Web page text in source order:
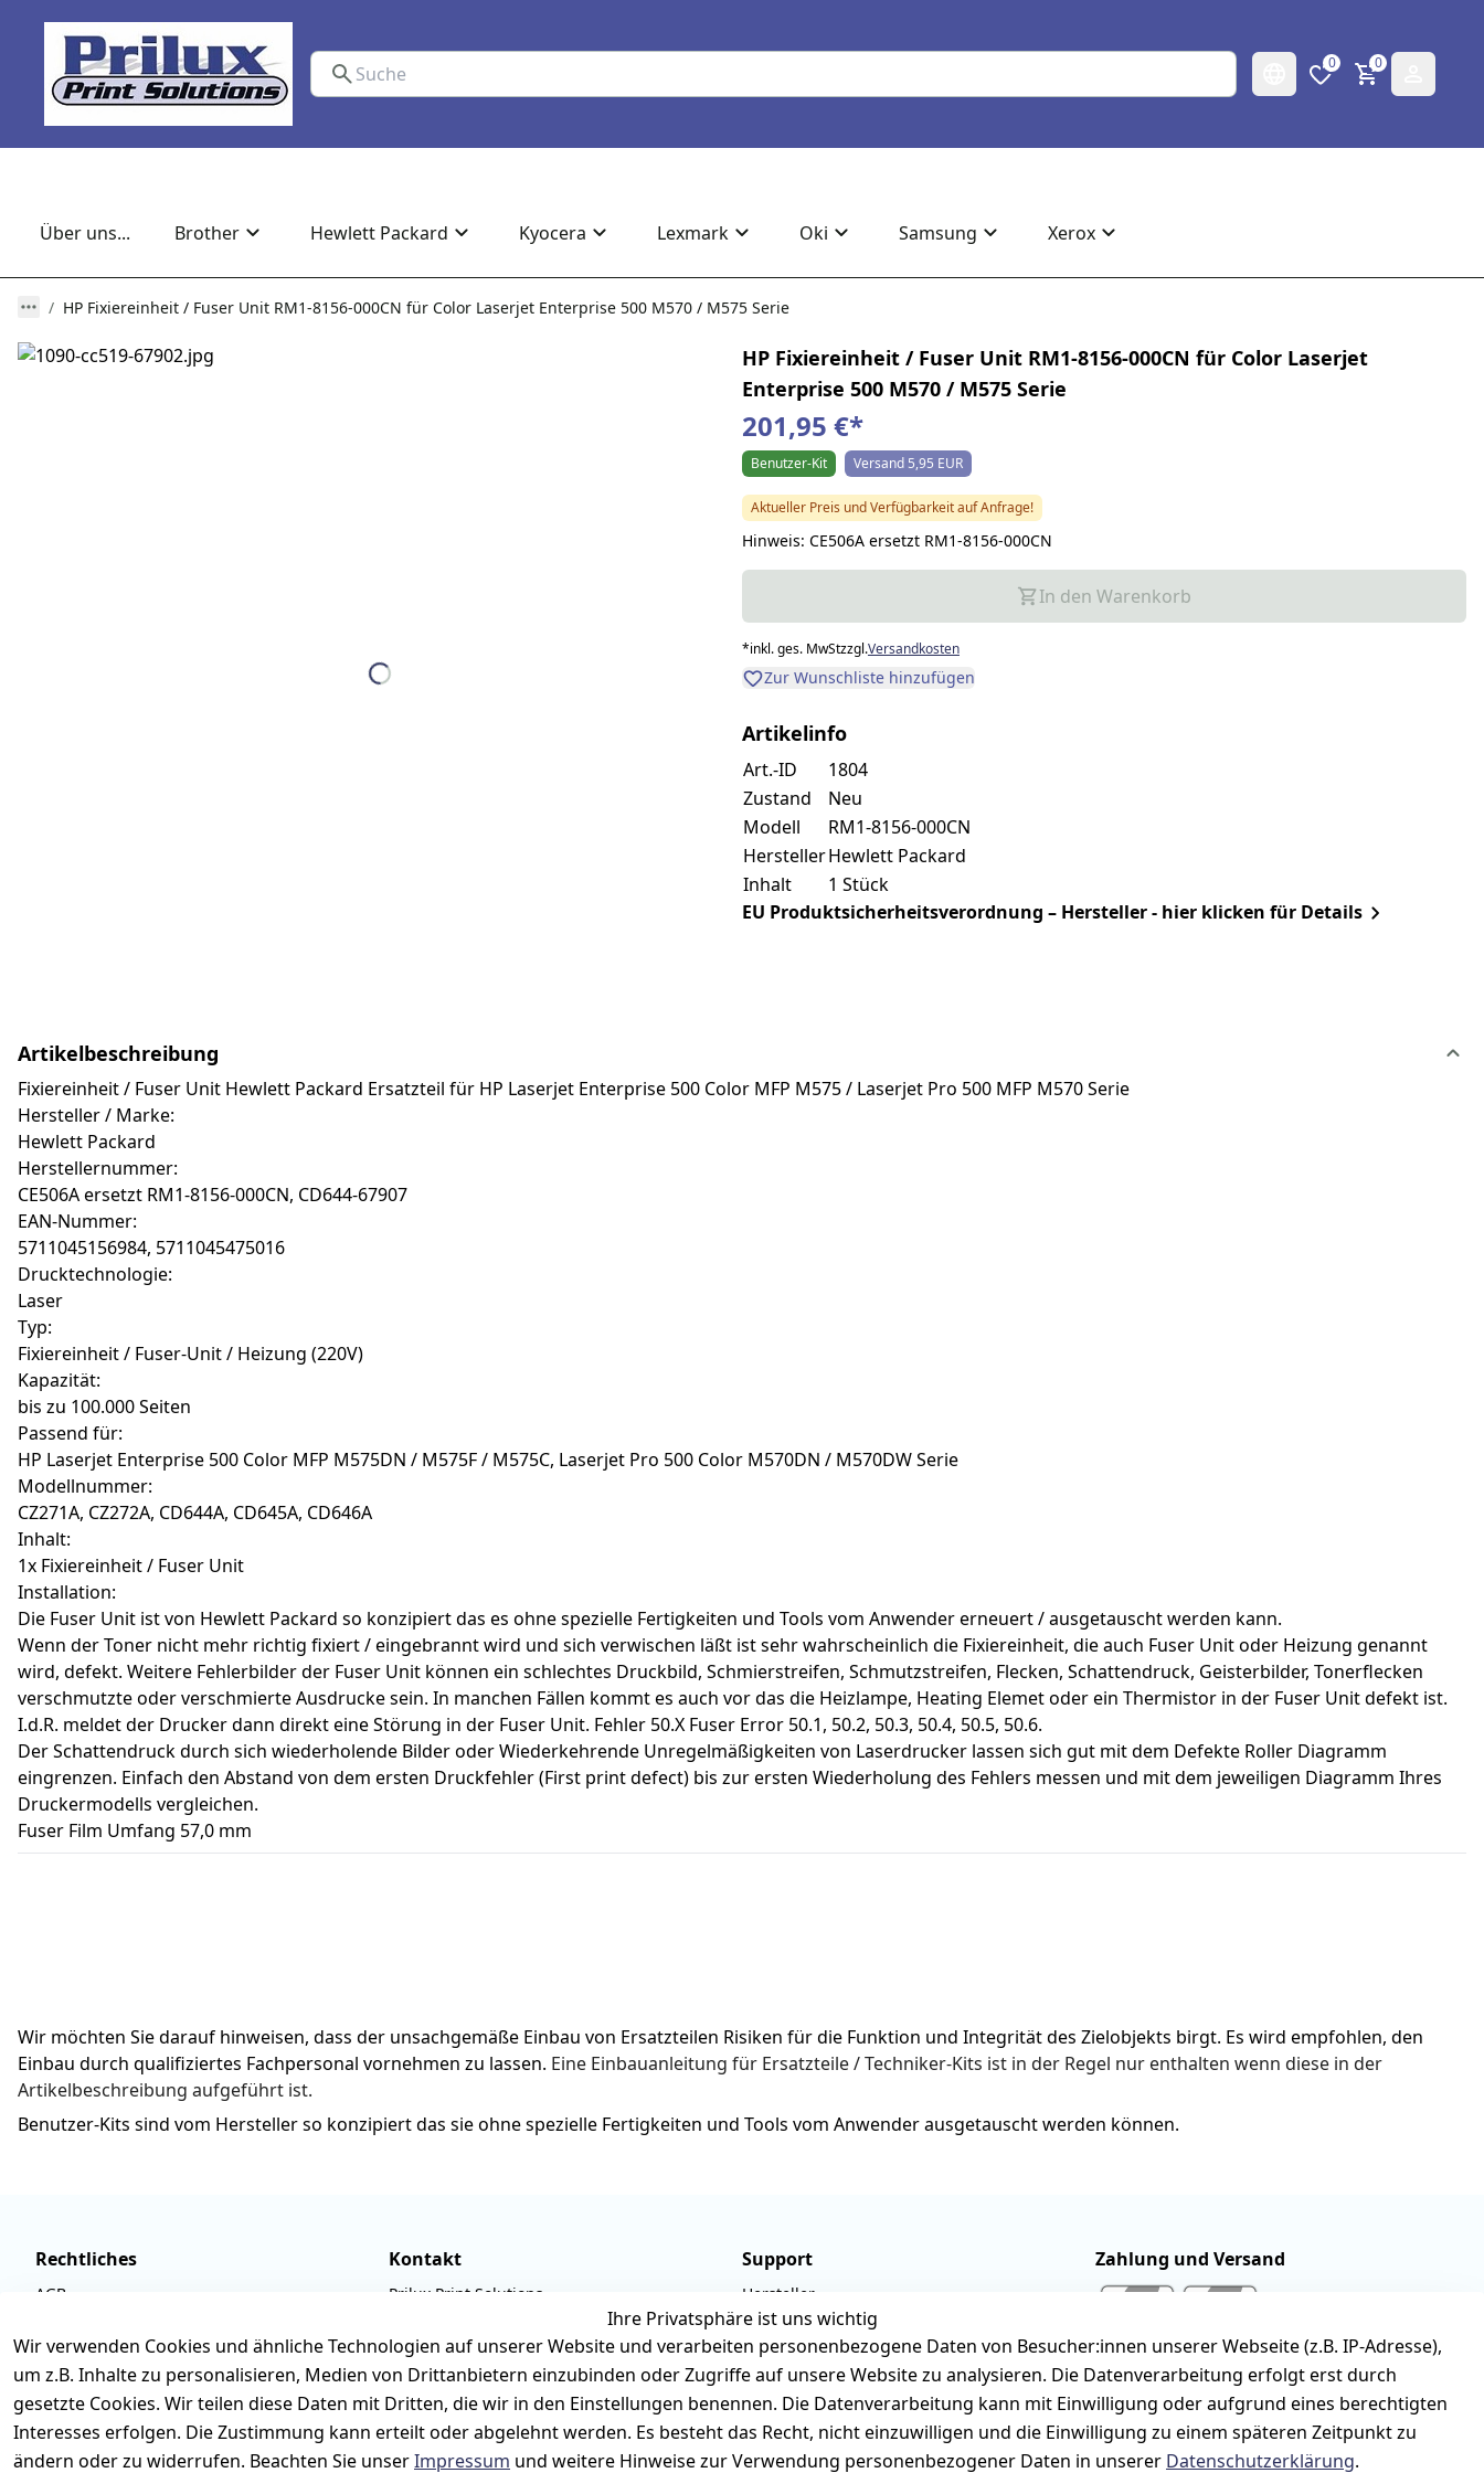
0 0
Über uns... Brother Hewlett Packard Kyocera Lexmark Oki Samsung Xerox
HP Fixiereinheit / Fuser Unit RM1-8156-000CN für Color Laserjet Enterprise 500 M570 / M575 Serie
HP Fixiereinheit / Fuser Unit RM1-8156-000CN für Color Laserjet
Enterprise 500 M570 / M575 Serie
201,95 €*
Benutzer-Kit Versand 5,95 EUR
Aktueller Preis und Verfügbarkeit auf Anfrage!
Hinweis: CE506A ersetzt RM1-8156-000CN
In den Warenkorb
*inkl. ges. MwStzzgl.Versandkosten
Zur Wunschliste hinzufügen
Artikelinfo
Art.-ID
1804
Zustand
Neu
Modell
RM1-8156-000CN
HerstellerHewlett Packard
Inhalt
1 Stück
EU Produktsicherheitsverordnung – Hersteller - hier klicken für Details
Artikelbeschreibung
Fixiereinheit / Fuser Unit Hewlett Packard Ersatzteil für HP Laserjet Enterprise 500 Color MFP M575 / Laserjet Pro 500 MFP M570 Serie
Hersteller / Marke:
Hewlett Packard
Herstellernummer:
CE506A ersetzt RM1-8156-000CN, CD644-67907
EAN-Nummer:
5711045156984, 5711045475016
Drucktechnologie:
Laser
Typ:
Fixiereinheit / Fuser-Unit / Heizung (220V)
Kapazität:
bis zu 100.000 Seiten
Passend für:
HP Laserjet Enterprise 500 Color MFP M575DN / M575F / M575C, Laserjet Pro 500 Color M570DN / M570DW Serie
Modellnummer:
CZ271A, CZ272A, CD644A, CD645A, CD646A
Inhalt:
1x Fixiereinheit / Fuser Unit
Installation:
Die Fuser Unit ist von Hewlett Packard so konzipiert das es ohne spezielle Fertigkeiten und Tools vom Anwender erneuert / ausgetauscht werden kann.
Wenn der Toner nicht mehr richtig fixiert / eingebrannt wird und sich verwischen läßt ist sehr wahrscheinlich die Fixiereinheit, die auch Fuser Unit oder Heizung genannt
wird, defekt. Weitere Fehlerbilder der Fuser Unit können ein schlechtes Druckbild, Schmierstreifen, Schmutzstreifen, Flecken, Schattendruck, Geisterbilder, Tonerflecken
verschmutzte oder verschmierte Ausdrucke sein. In manchen Fällen kommt es auch vor das die Heizlampe, Heating Elemet oder ein Thermistor in der Fuser Unit defekt ist.
I.d.R. meldet der Drucker dann direkt eine Störung in der Fuser Unit. Fehler 50.X Fuser Error 50.1, 50.2, 50.3, 50.4, 50.5, 50.6.
Der Schattendruck durch sich wiederholende Bilder oder Wiederkehrende Unregelmäßigkeiten von Laserdrucker lassen sich gut mit dem Defekte Roller Diagramm
eingrenzen. Einfach den Abstand von dem ersten Druckfehler (First print defect) bis zur ersten Wiederholung des Fehlers messen und mit dem jeweiligen Diagramm Ihres
Druckermodells vergleichen.
Fuser Film Umfang 57,0 mm
Wir möchten Sie darauf hinweisen, dass der unsachgemäße Einbau von Ersatzteilen Risiken für die Funktion und Integrität des Zielobjekts birgt. Es wird empfohlen, den
Einbau durch qualifiziertes Fachpersonal vornehmen zu lassen. Eine Einbauanleitung für Ersatzteile / Techniker-Kits ist in der Regel nur enthalten wenn diese in der
Artikelbeschreibung aufgeführt ist.
Benutzer-Kits sind vom Hersteller so konzipiert das sie ohne spezielle Fertigkeiten und Tools vom Anwender ausgetauscht werden können.
Ihre Privatsphäre ist uns wichtig
Wir verwenden Cookies und ähnliche Technologien auf unserer Website und verarbeiten personenbezogene Daten von Besucher:innen unserer Webseite (z.B. IP-Adresse),
um z.B. Inhalte zu personalisieren, Medien von Drittanbietern einzubinden oder Zugriffe auf unsere Website zu analysieren. Die Datenverarbeitung erfolgt erst durch
gesetzte Cookies. Wir teilen diese Daten mit Dritten, die wir in den Einstellungen benennen. Die Datenverarbeitung kann mit Einwilligung oder aufgrund eines berechtigten
Interesses erfolgen. Die Zustimmung kann erteilt oder abgelehnt werden. Es besteht das Recht, nicht einzuwilligen und die Einwilligung zu einem späteren Zeitpunkt zu
ändern oder zu widerrufen. Beachten Sie unserImpressum und weitere Hinweise zur Verwendung personenbezogener Daten in unserer Datenschutzerklärung.
Rechtliches
AGB
Barrierefreiheitserklärung
Widerrufsbelehrung
Retoureninfo
Kontakt
Prilux Print Solutions
D-63322 Rödermark
Tel.: 06074 6940657
Email: info@prilux-shop.de
Mo.-Fr. 09:00 bis 12:00 Uhr
Support
Hersteller
Fehlermeldungen
Druckqualität
Wartungskit
Roller-Diagramm
Ersatzteile aus eigenen Lagerbestand
Zahlung und Versand